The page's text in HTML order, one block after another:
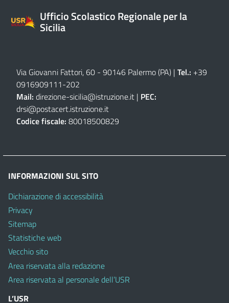
Ufficio Scolastico Regionale per la
Sicilia
Via Giovanni Fattori, 60 - 90146 Palermo (PA) | Tel.: +39
0916909111-202
Mail: direzione-sicilia@istruzione.it | PEC:
drsi@postacert.istruzione.it
Codice fiscale: 80018500829
INFORMAZIONI SUL SITO
Dichiarazione di accessibilità
Privacy
Sitemap
Statistiche web
Vecchio sito
Area riservata alla redazione
Area riservata al personale dell’USR
L’USR